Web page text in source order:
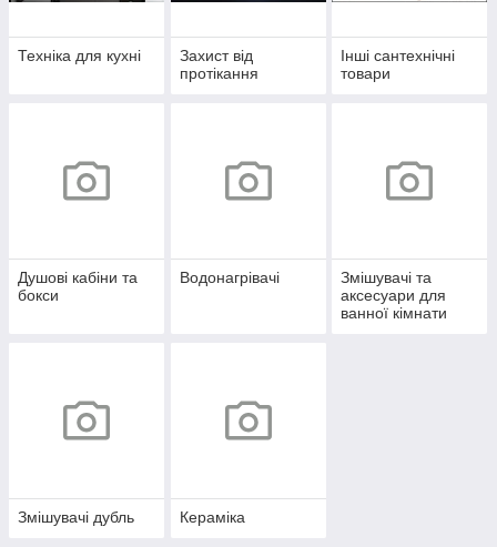
Техніка для кухні
Захист від
протікання
Інші сантехнічні
товари
Душові кабіни та
бокси
Водонагрівачі
Змішувачі та
аксесуари для
ванної кімнати
Змішувачі дубль Кераміка